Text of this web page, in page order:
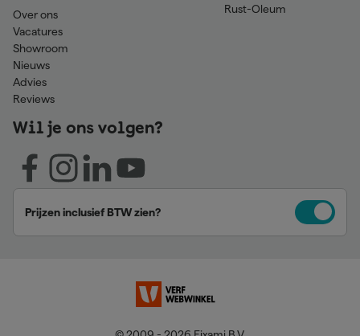
Over ons
Vacatures
Showroom
Nieuws
Advies
Reviews
Rust-Oleum
Wil je ons volgen?
Prijzen inclusief BTW zien?